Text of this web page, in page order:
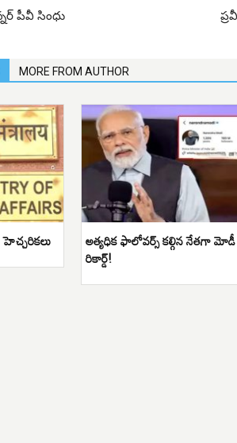
పీవీ సింధు
MORE FROM AUTHOR
అత్యధిక ఫాలోవర్స్ కల్గిన నేతగా మోడీ
రికార్డ్!